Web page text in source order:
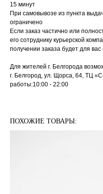
15 минут
При самовывозе из пункта
ограничено
Если заказ частично или
его сотруднику курьерской
получении заказа будет для
Для жителей г. Белгорода
г. Белгород, ул. Щорса, 64, ТЦ
работы:10:00 - 22:00
ПОХОЖИЕ ТОВАРЫ: